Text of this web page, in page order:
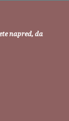
napred, da